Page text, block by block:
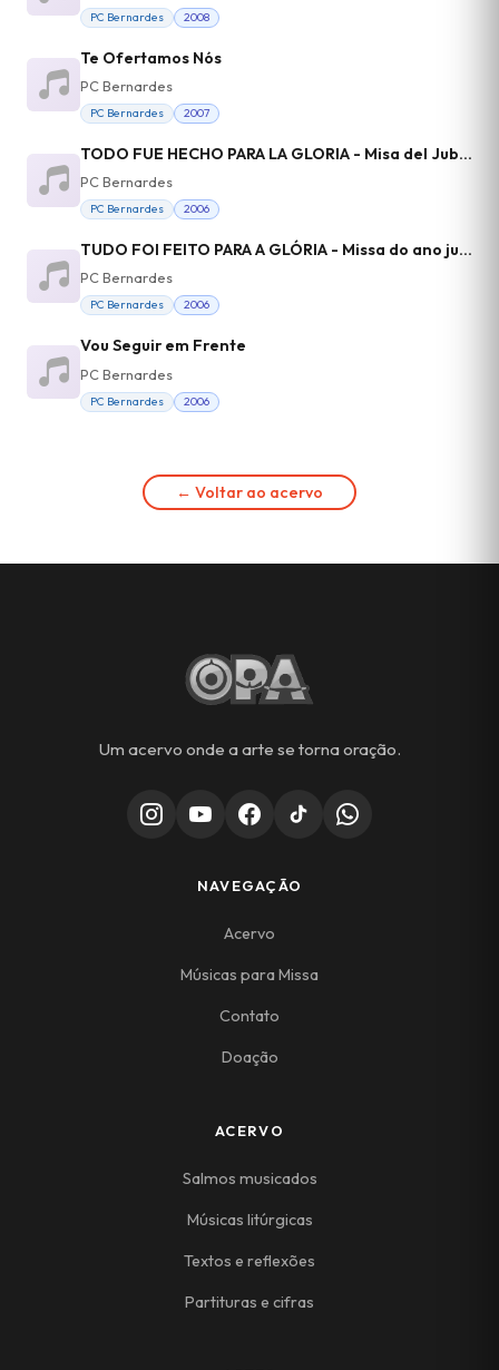
PC Bernardes 2008
Te Ofertamos Nós
PC Bernardes
PC Bernardes 2007
TODO FUE HECHO PARA LA GLORIA - Misa del Jubileo Ignaciano - himno de alabanza
PC Bernardes
PC Bernardes 2006
TUDO FOI FEITO PARA A GLÓRIA - Missa do ano jubilar inaciano - Hino de Louvor
PC Bernardes
PC Bernardes 2006
Vou Seguir em Frente
PC Bernardes
PC Bernardes 2006
← Voltar ao acervo
Um acervo onde a arte se torna oração.
NAVEGAÇÃO
Acervo
Músicas para Missa
Contato
Doação
ACERVO
Salmos musicados
Músicas litúrgicas
Textos e reflexões
Partituras e cifras